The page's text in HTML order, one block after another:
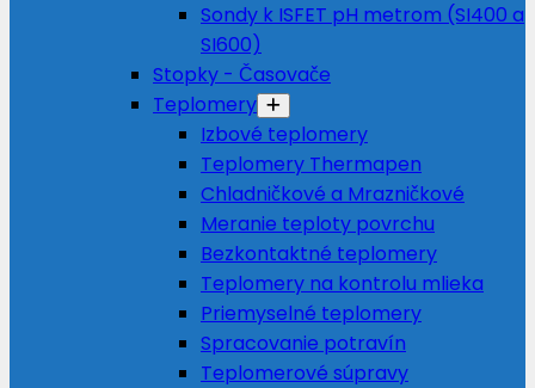
Sondy k ISFET pH metrom (SI400 a
SI600)
Stopky - Časovače
Teplomery
Izbové teplomery
Teplomery Thermapen
Chladničkové a Mrazničkové
Meranie teploty povrchu
Bezkontaktné teplomery
Teplomery na kontrolu mlieka
Priemyselné teplomery
Spracovanie potravín
Teplomerové súpravy